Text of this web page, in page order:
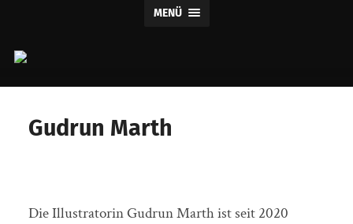
MENÜ
Claus
Gudrun Marth
Die Illustratorin Gudrun Marth ist seit 2020